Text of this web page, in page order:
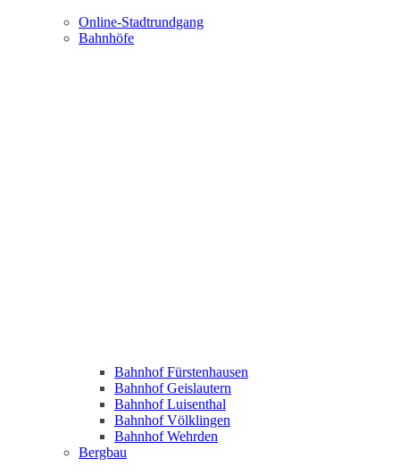
Online-Stadtrundgang
Bahnhöfe
Bahnhof Fürstenhausen
Bahnhof Geislautern
Bahnhof Luisenthal
Bahnhof Völklingen
Bahnhof Wehrden
Bergbau